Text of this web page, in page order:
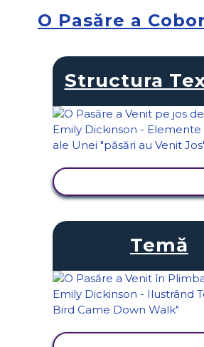
O Pasăre a
Structura
Temă